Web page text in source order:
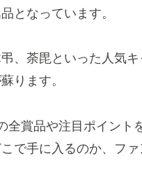
となっています。
、荼毘といった人気
ります。
全賞品や注目ポイント
で手に入るのか、フ